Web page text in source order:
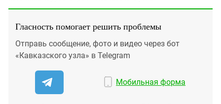
Гласность помогает решить проблемы
Отправь сообщение, фото и видео через бот
«Кавказского узла» в Telegram
Мобильная форма